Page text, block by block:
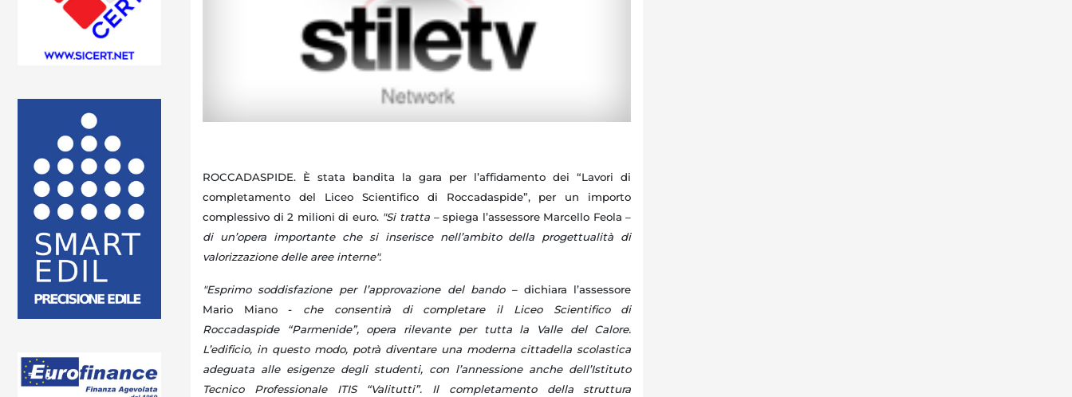
ROCCADASPIDE. È stata bandita la gara per l’affidamento dei “Lavori di
completamento del Liceo Scientifico di Roccadaspide”, per un importo
complessivo di 2 milioni di euro. "Si tratta– spiega l’assessore Marcello Feola –
di un’opera importante che si inserisce nell’ambito della progettualità di
valorizzazione delle aree interne".
"Esprimo soddisfazione per l’approvazione del bando– dichiara l’assessore
Mario Miano - che consentirà di completare il Liceo Scientifico di
Roccadaspide “Parmenide”, opera rilevante per tutta la Valle del Calore.
L’edificio, in questo modo, potrà diventare una moderna cittadella scolastica
adeguata alle esigenze degli studenti, con l’annessione anche dell’Istituto
Tecnico Professionale ITIS “Valitutti”. Il completamento della struttura